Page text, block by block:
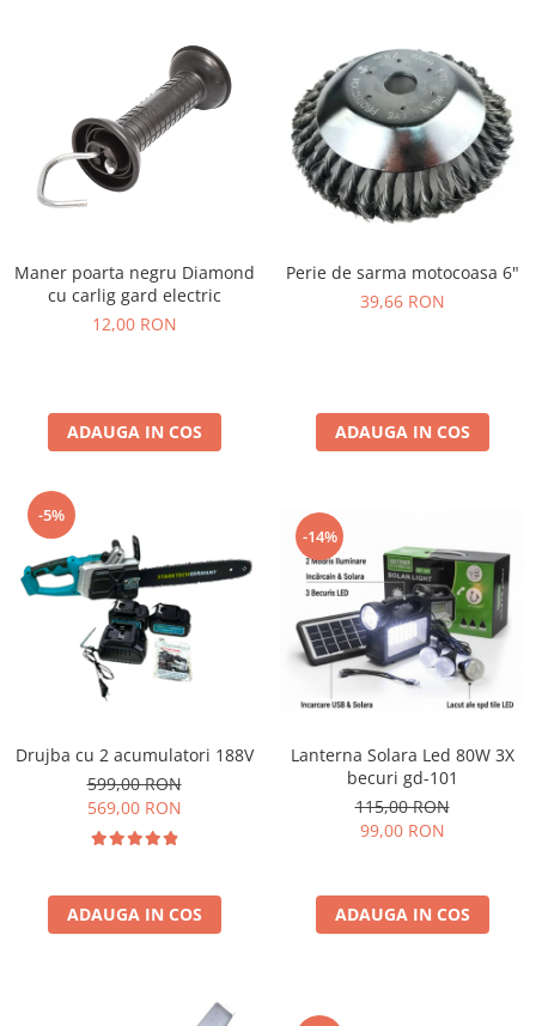
Maner poarta negru Diamond
cu carlig gard electric
12,00 RON
ADAUGA IN COS
Perie de sarma motocoasa 6"
39,66 RON
ADAUGA IN COS
-5%
Drujba cu 2 acumulatori 188V
599,00 RON
569,00 RON
ADAUGA IN COS
-14%
Lanterna Solara Led 80W 3X
becuri gd-101
115,00 RON
99,00 RON
ADAUGA IN COS